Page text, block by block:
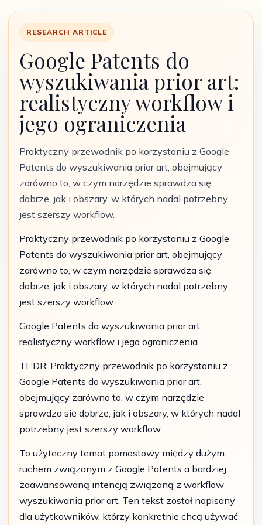
RESEARCH ARTICLE
Google Patents do
wyszukiwania prior art:
realistyczny workflow i
jego ograniczenia
Praktyczny przewodnik po korzystaniu z Google
Patents do wyszukiwania prior art, obejmujący
zarówno to, w czym narzędzie sprawdza się
dobrze, jak i obszary, w których nadal potrzebny
jest szerszy workflow.
Praktyczny przewodnik po korzystaniu z Google
Patents do wyszukiwania prior art, obejmujący
zarówno to, w czym narzędzie sprawdza się
dobrze, jak i obszary, w których nadal potrzebny
jest szerszy workflow.
Google Patents do wyszukiwania prior art:
realistyczny workflow i jego ograniczenia
TL;DR: Praktyczny przewodnik po korzystaniu z
Google Patents do wyszukiwania prior art,
obejmujący zarówno to, w czym narzędzie
sprawdza się dobrze, jak i obszary, w których nadal
potrzebny jest szerszy workflow.
To użyteczny temat pomostowy między dużym
ruchem związanym z Google Patents a bardziej
zaawansowaną intencją związaną z workflow
wyszukiwania prior art. Ten tekst został napisany
dla użytkowników, którzy konkretnie chcą używać